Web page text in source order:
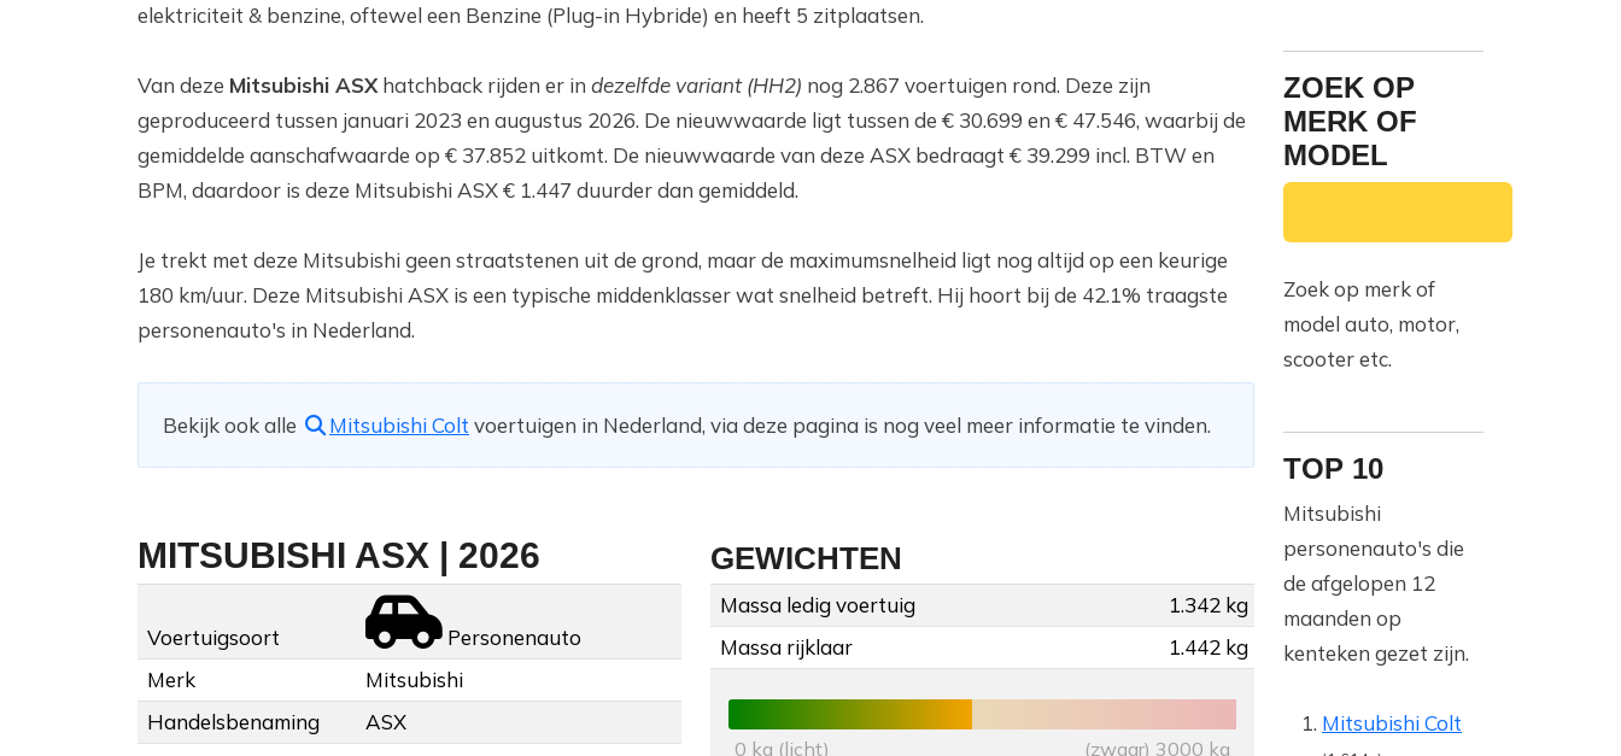
elektriciteit & benzine, oftewel een Benzine (Plug-in Hybride) en heeft 5 zitplaatsen.
Van deze Mitsubishi ASXhatchback rijden er in dezelfde variant (HH2) nog 2.867 voertuigen rond. Deze zijn
geproduceerd tussen januari 2023 en augustus 2026. De nieuwwaarde ligt tussen de € 30.699 en € 47.546, waarbij de
gemiddelde aanschafwaarde op € 37.852 uitkomt. De nieuwwaarde van deze ASX bedraagt € 39.299 incl. BTW en
BPM, daardoor is deze Mitsubishi ASX € 1.447 duurder dan gemiddeld.
Je trekt met deze Mitsubishi geen straatstenen uit de grond, maar de maximumsnelheid ligt nog altijd op een keurige
180 km/uur. Deze Mitsubishi ASX is een typische middenklasser wat snelheid betreft. Hij hoort bij de 42.1% traagste
personenauto's in Nederland.
Bekijk ook alle Mitsubishi Colt voertuigen in Nederland, via deze pagina is nog veel meer informatie te vinden.
MITSUBISHI ASX | 2026
Voertuigsoort
Personenauto
Merk
Mitsubishi
Handelsbenaming
ASX
GEWICHTEN
Massa ledig voertuig
1.342 kg
Massa rijklaar
1.442 kg
0 kg (licht) (zwaar) 3000 kg
ZOEK OP
MERK OF
MODEL
Zoek op merk of
model auto, motor,
scooter etc.
TOP 10
Mitsubishi
personenauto's die
de afgelopen 12
maanden op
kenteken gezet zijn.
Mitsubishi Colt